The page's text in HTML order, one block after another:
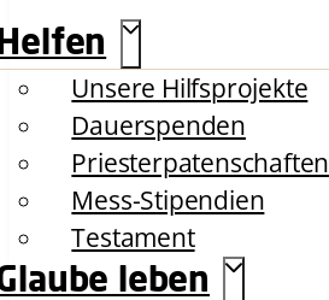
Unsere Hilfsprojekte
Dauerspenden
Priesterpatenschaften
Mess-Stipendien
Testament
leben